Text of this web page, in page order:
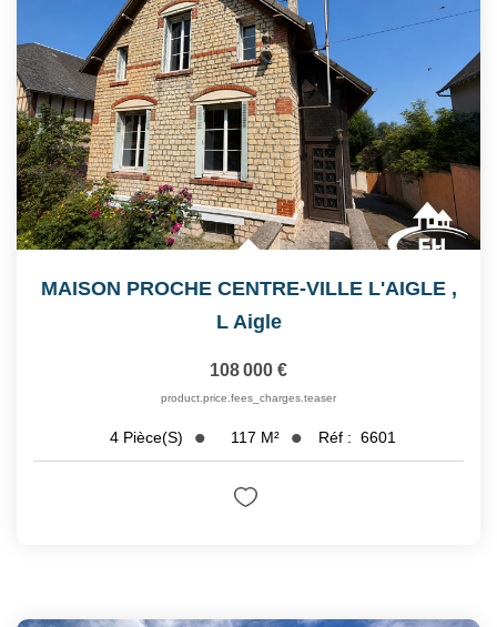
MAISON PROCHE CENTRE-VILLE L'AIGLE ,
L Aigle
108 000 €
product.price.fees_charges.teaser
4 Pièce(s) 117 M² Réf : 6601